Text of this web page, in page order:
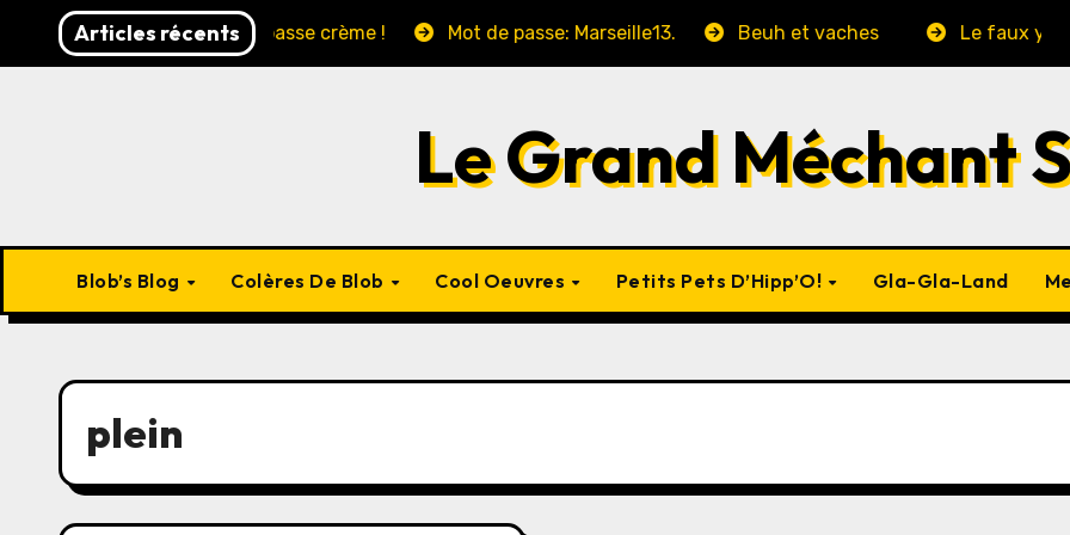
Articles récents
!!!!! Ca passe crème ! Mot de passe: Marseille13. Beuh et vaches Le faux yaourt
Le Grand Méchant
Blob’s Blog Colères De Blob Cool Oeuvres Petits Pets D’Hipp’O! Gla-Gla-Land
plein